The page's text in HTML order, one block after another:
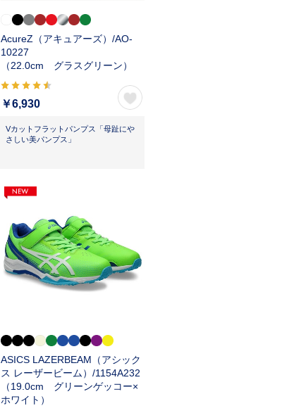
AcureZ（アキュアーズ）/AO-
10227
（22.0cm グラスグリーン）
￥6,930
Vカットフラットパンプス「母趾にや
さしい美パンプス」
ASICS LAZERBEAM（アシック
ス レーザービーム）/1154A232
（19.0cm グリーンゲッコー×
ホワイト）